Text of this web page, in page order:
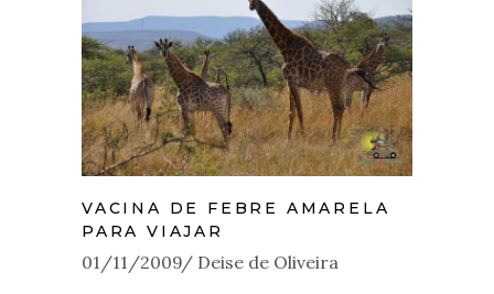
VACINA DE FEBRE AMARELA
PARA VIAJAR
01/11/2009 Deise de Oliveira